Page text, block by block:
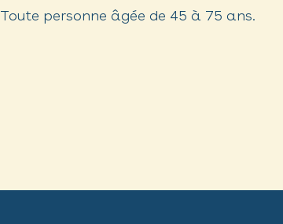
Toute personne âgée de 45 à 75 ans.